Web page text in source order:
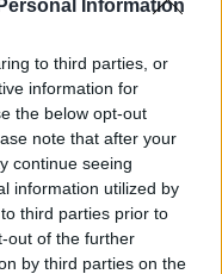
Information
to third parties, or
information for
the below opt-out
note that after your
continue seeing
information utilized by
third parties prior to
out of the further
by third parties on the
21-én jön a Portfolio
szakértőivel
foglalkoztató
kik lehetnek a
a részvény-,
és hogyan
változó...